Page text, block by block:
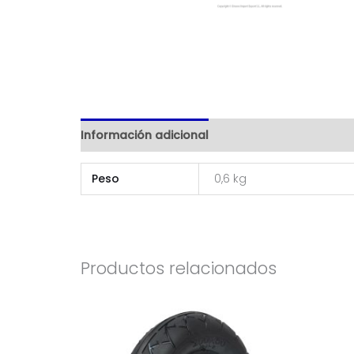
Información adicional
Peso 0,6 kg
Productos relacionados